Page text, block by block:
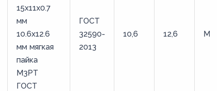
15х11х0.7
мм
10.6х12.6
мм мягкая
пайка
М3РТ
ГОСТ
ГОСТ
32590-
2013
10,6 12,6